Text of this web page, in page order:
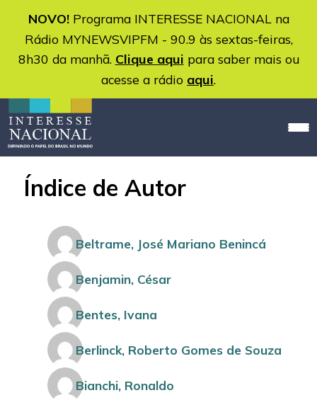
NOVO!Programa INTERESSE NACIONAL na
Rádio MYNEWSVIPFM - 90.9 às sextas-feiras,
8h30 da manhã. Clique aqui para saber mais ou
acesse a rádio aqui.
Índice de Autor
Beltrame, José Mariano Benincá
Benjamin, César
Bentes, Ivana
Berlinck, Roberto Gomes de Souza
Bianchi, Ronaldo